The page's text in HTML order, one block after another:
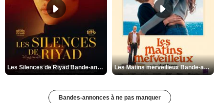
Les Silences de Riyad Bande-annonce VO STFR Les Matins merveilleux Bande-annonce VF
Bandes-annonces à ne pas manquer